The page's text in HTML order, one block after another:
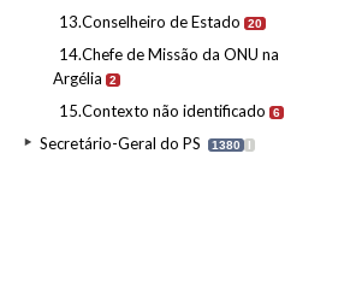
13.Conselheiro de Estado 20
14.Chefe de Missão da ONU na
Argélia
2
15.Contexto não identificado 6
Secretário-Geral do PS 1380 I